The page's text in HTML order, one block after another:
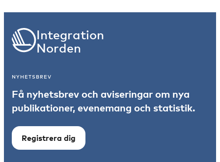
Integration
Norden
NYHETSBREV
Få nyhetsbrev och aviseringar om nya
publikationer, evenemang och statistik.
Registrera dig